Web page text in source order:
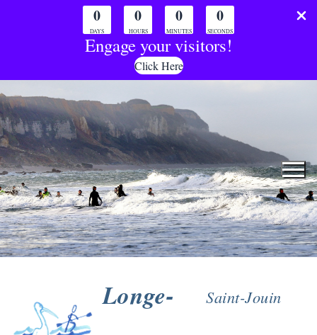
0
DAYS
0
HOURS
0
MINUTES
0
SECONDS
Engage your visitors!
Click Here
au
contenu
Longe- Saint-Jouin